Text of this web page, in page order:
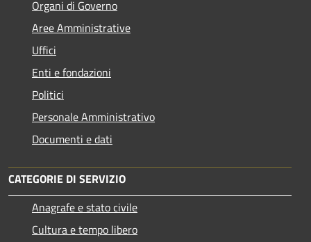
Organi di Governo
Aree Amministrative
Uffici
Enti e fondazioni
Politici
Personale Amministrativo
Documenti e dati
CATEGORIE DI SERVIZIO
Anagrafe e stato civile
Cultura e tempo libero